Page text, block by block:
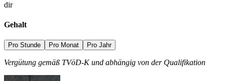
dir
Gehalt
Pro Stunde Pro Monat Pro Jahr
Vergütung gemäß TVöD-K und abhängig von der Qualifikation